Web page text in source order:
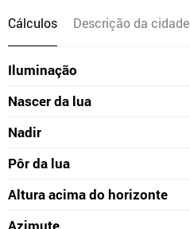
Cálculos Descrição da cidade
Iluminação
Nascer da lua
Nadir
Pôr da lua
Altura acima do horizonte